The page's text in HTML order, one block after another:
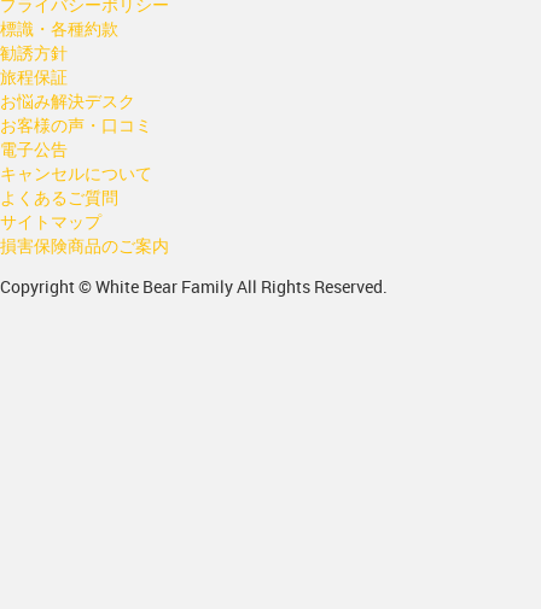
標識・各種約款
勧誘方針
旅程保証
お悩み解決デスク
お客様の声・口コミ
電子公告
キャンセルについて
よくあるご質問
サイトマップ
損害保険商品のご案内
Copyright © White Bear Family All Rights Reserved.